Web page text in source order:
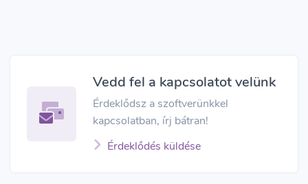
Vedd fel a kapcsolatot velünk
Érdeklődsz a szoftverünkkel
kapcsolatban, írj bátran!
Érdeklődés küldése